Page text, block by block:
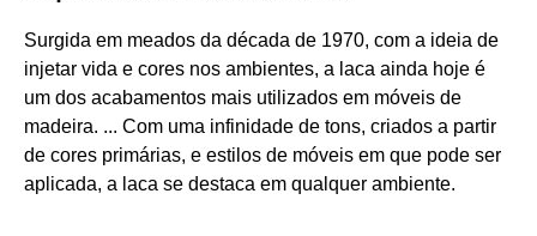
Surgida em meados da década de 1970, com a ideia de
injetar vida e cores nos ambientes, a laca ainda hoje é
um dos acabamentos mais utilizados em móveis de
madeira. ... Com uma infinidade de tons, criados a partir
de cores primárias, e estilos de móveis em que pode ser
aplicada, a laca se destaca em qualquer ambiente.